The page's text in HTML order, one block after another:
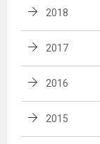
2018
2017
2016
2015